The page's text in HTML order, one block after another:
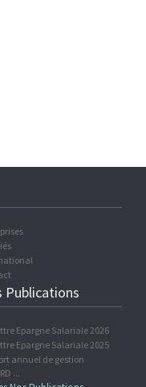
Publications
Epargne Salariale 2026
Epargne Salariale 2025
annuel de gestion
...